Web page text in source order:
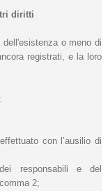
diritti
o meno di
registrati, e la loro
con l’ausilio di
responsabili e del
2;